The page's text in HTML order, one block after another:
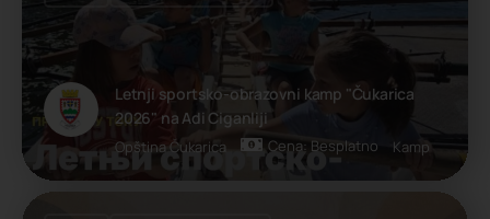
Letnji sportsko-obrazovni kamp "Čukarica
2026" na Adi Ciganliji
Opština Čukarica Cena: Besplatno Kamp